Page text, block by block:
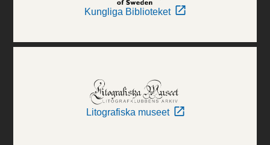
Kungliga Biblioteket
Litografiska museet